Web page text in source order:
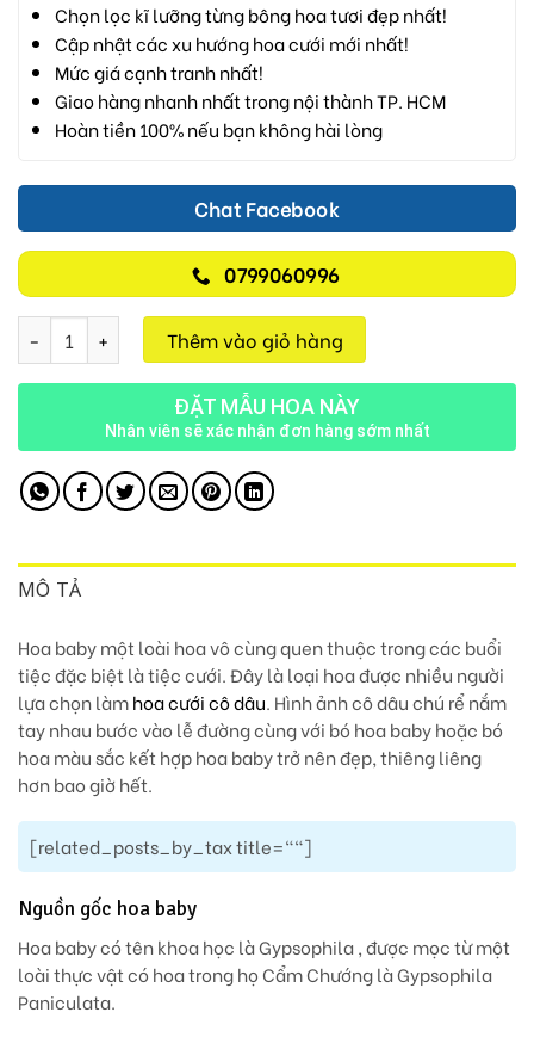
Chọn lọc kĩ lưỡng từng bông hoa tươi đẹp nhất!
Cập nhật các xu hướng hoa cưới mới nhất!
Mức giá cạnh tranh nhất!
Giao hàng nhanh nhất trong nội thành TP. HCM
Hoàn tiền 100% nếu bạn không hài lòng
Chat Facebook
0799060996
Tình Yêu Vĩnh Cửu V01 số lượngThêm vào giỏ hàng
ĐẶT MẪU HOA NÀY
Nhân viên sẽ xác nhận đơn hàng sớm nhất
MÔ TẢ
Hoa baby một loài hoa vô cùng quen thuộc trong các buổi
tiệc đặc biệt là tiệc cưới. Đây là loại hoa được nhiều người
lựa chọn làmhoa cưới cô dâu. Hình ảnh cô dâu chú rể nắm
tay nhau bước vào lễ đường cùng với bó hoa baby hoặc bó
hoa màu sắc kết hợp hoa baby trở nên đẹp, thiêng liêng
hơn bao giờ hết.
[related_posts_by_tax title=""]
Nguồn gốc hoa baby
Hoa baby có tên khoa học là Gypsophila , được mọc từ một
loài thực vật có hoa trong họ Cẩm Chướng là Gypsophila
Paniculata.